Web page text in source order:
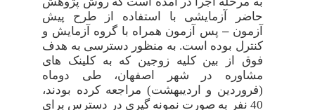
حاضر آزمایشی با استفاده از طرح پیش
آزمون– پس آزمون همراه با گروه آزمایش و
کنترل بوده است. به منظور دسترسی به هدف
فوق از بین کلیه زوجین که به کلینک های
مشاوره در شهر اصفهان، طی دوماه
(فروردین و اردیبهشت) مراجعه کرده بودند،
40 نفر به صورت نمونه گیری در دسترس برای